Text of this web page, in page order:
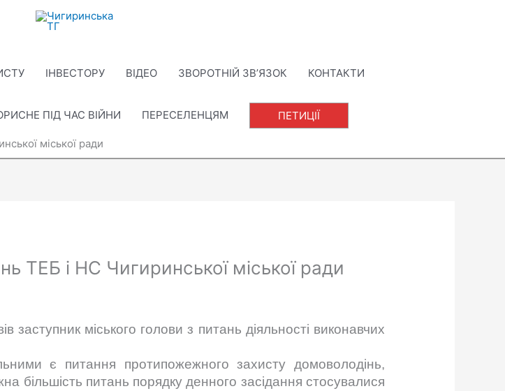
ІНВЕСТОРУ ВІДЕО ЗВОРОТНІЙ ЗВ’ЯЗОК КОНТАКТИ
ПІД ЧАС ВІЙНИ ПЕРЕСЕЛЕНЦЯМ ПЕТИЦІЇ
міської ради
ТЕБ і НС Чигиринської міської ради
заступник міського голови з питань діяльності виконавчих
є питання протипожежного захисту домоволодінь,
більшість питань порядку денного засідання стосувалися